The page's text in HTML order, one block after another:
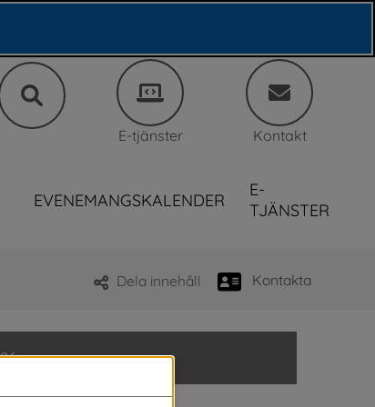
E-tjänster Kontakt
EVENEMANGSKALENDER
E-
TJÄNSTER
Dela innehåll Kontakta